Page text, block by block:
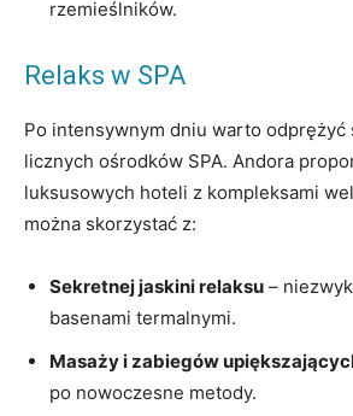
rzemieślników.
Relaks w SPA
Po intensywnym dniu warto odprężyć
licznych ośrodków SPA. Andora
luksusowych hoteli z kompleksami
można skorzystać⁤ z:
Sekretnej ⁢jaskini relaksu –
basenami termalnymi.
Masaży i zabiegów
po nowoczesne metody.